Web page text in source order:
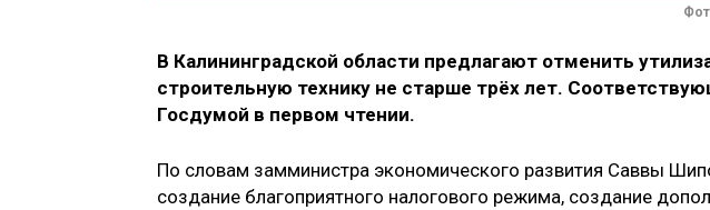
В Калининградской области предлагают отменить
строительную технику не старше трёх лет.
Госдумой в первом чтении.
По словам замминистра экономического развития Саввы
создание благоприятного налогового режима, создание